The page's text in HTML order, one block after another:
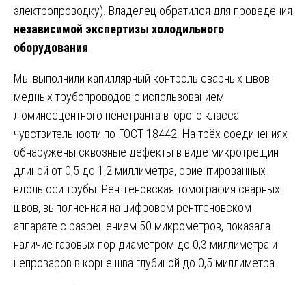
электропроводку). Владелец обратился для проведения
независимой экспертизы холодильного
оборудования
Мы выполнили капиллярный контроль сварных швов
медных трубопроводов с использованием
люминесцентного пенетранта второго класса
чувствительности по ГОСТ 18442. На трёх соединениях
обнаружены сквозные дефекты в виде микротрещин
длиной от 0,5 до 1,2 миллиметра, ориентированных
вдоль оси трубы. Рентгеновская томография сварных
швов, выполненная на цифровом рентгеновском
аппарате с разрешением 50 микрометров, показала
наличие газовых пор диаметром до 0,3 миллиметра и
непроваров в корне шва глубиной до 0,5 миллиметра.